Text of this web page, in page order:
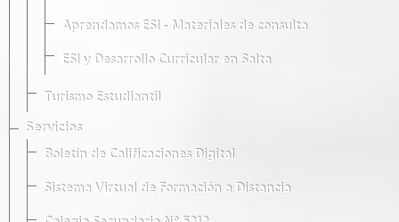
Aprendamos ESI - Materiales de consulta
ESI y Desarrollo Curricular en Salta
Turismo Estudiantil
Servicios
Boletín de Calificaciones Digital
Sistema Virtual de Formación a Distancia